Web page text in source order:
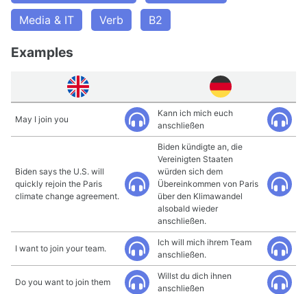
Media & IT
Verb B2
Examples
May I join you
Kann ich mich euch
anschließen
Biden says the U.S. will
quickly rejoin the Paris
climate change agreement.
Biden kündigte an, die
Vereinigten Staaten
würden sich dem
Übereinkommen von Paris
über den Klimawandel
alsobald wieder
anschließen.
I want to join your team.
Ich will mich ihrem Team
anschließen.
Do you want to join them
Willst du dich ihnen
anschließen